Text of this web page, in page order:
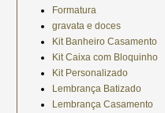
Formatura
gravata e doces
Kit Banheiro Casamento
Kit Caixa com Bloquinho
Kit Personalizado
Lembrança Batizado
Lembrança Casamento